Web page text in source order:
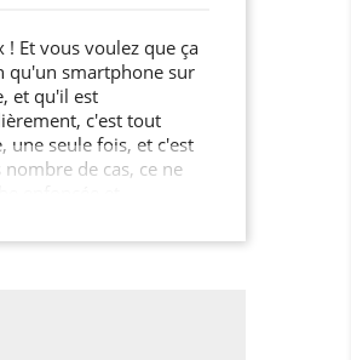
Et vous voulez que ça
qu'un smartphone sur
et qu'il est
c'est tout
une seule fois, et c'est
de cas, ce ne
détruit. La plupart
il n'est pas